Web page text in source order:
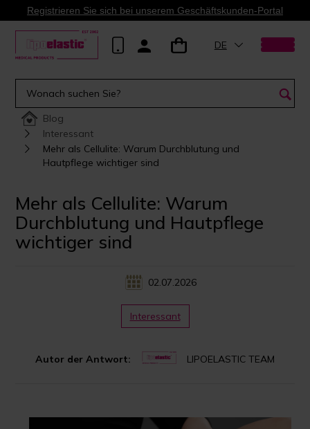
Registrieren Sie sich bei unserem Geschäftskunden-Portal
DE
Blog
Interessant
Mehr als Cellulite: Warum Durchblutung und
Hautpflege wichtiger sind
Mehr als Cellulite: Warum
Durchblutung und Hautpflege
wichtiger sind
02.07.2026
Autor der Antwort: LIPOELASTIC TEAM
Interessant